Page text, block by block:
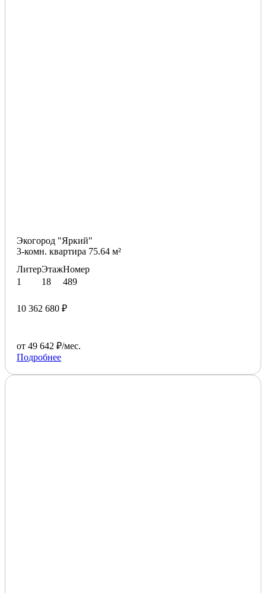
Экогород "Яркий"
3-комн. квартира 75.64 м²
Литер
1
Этаж
18
Номер
489
10 362 680 ₽
от 49 642 ₽/мес.
Подробнее